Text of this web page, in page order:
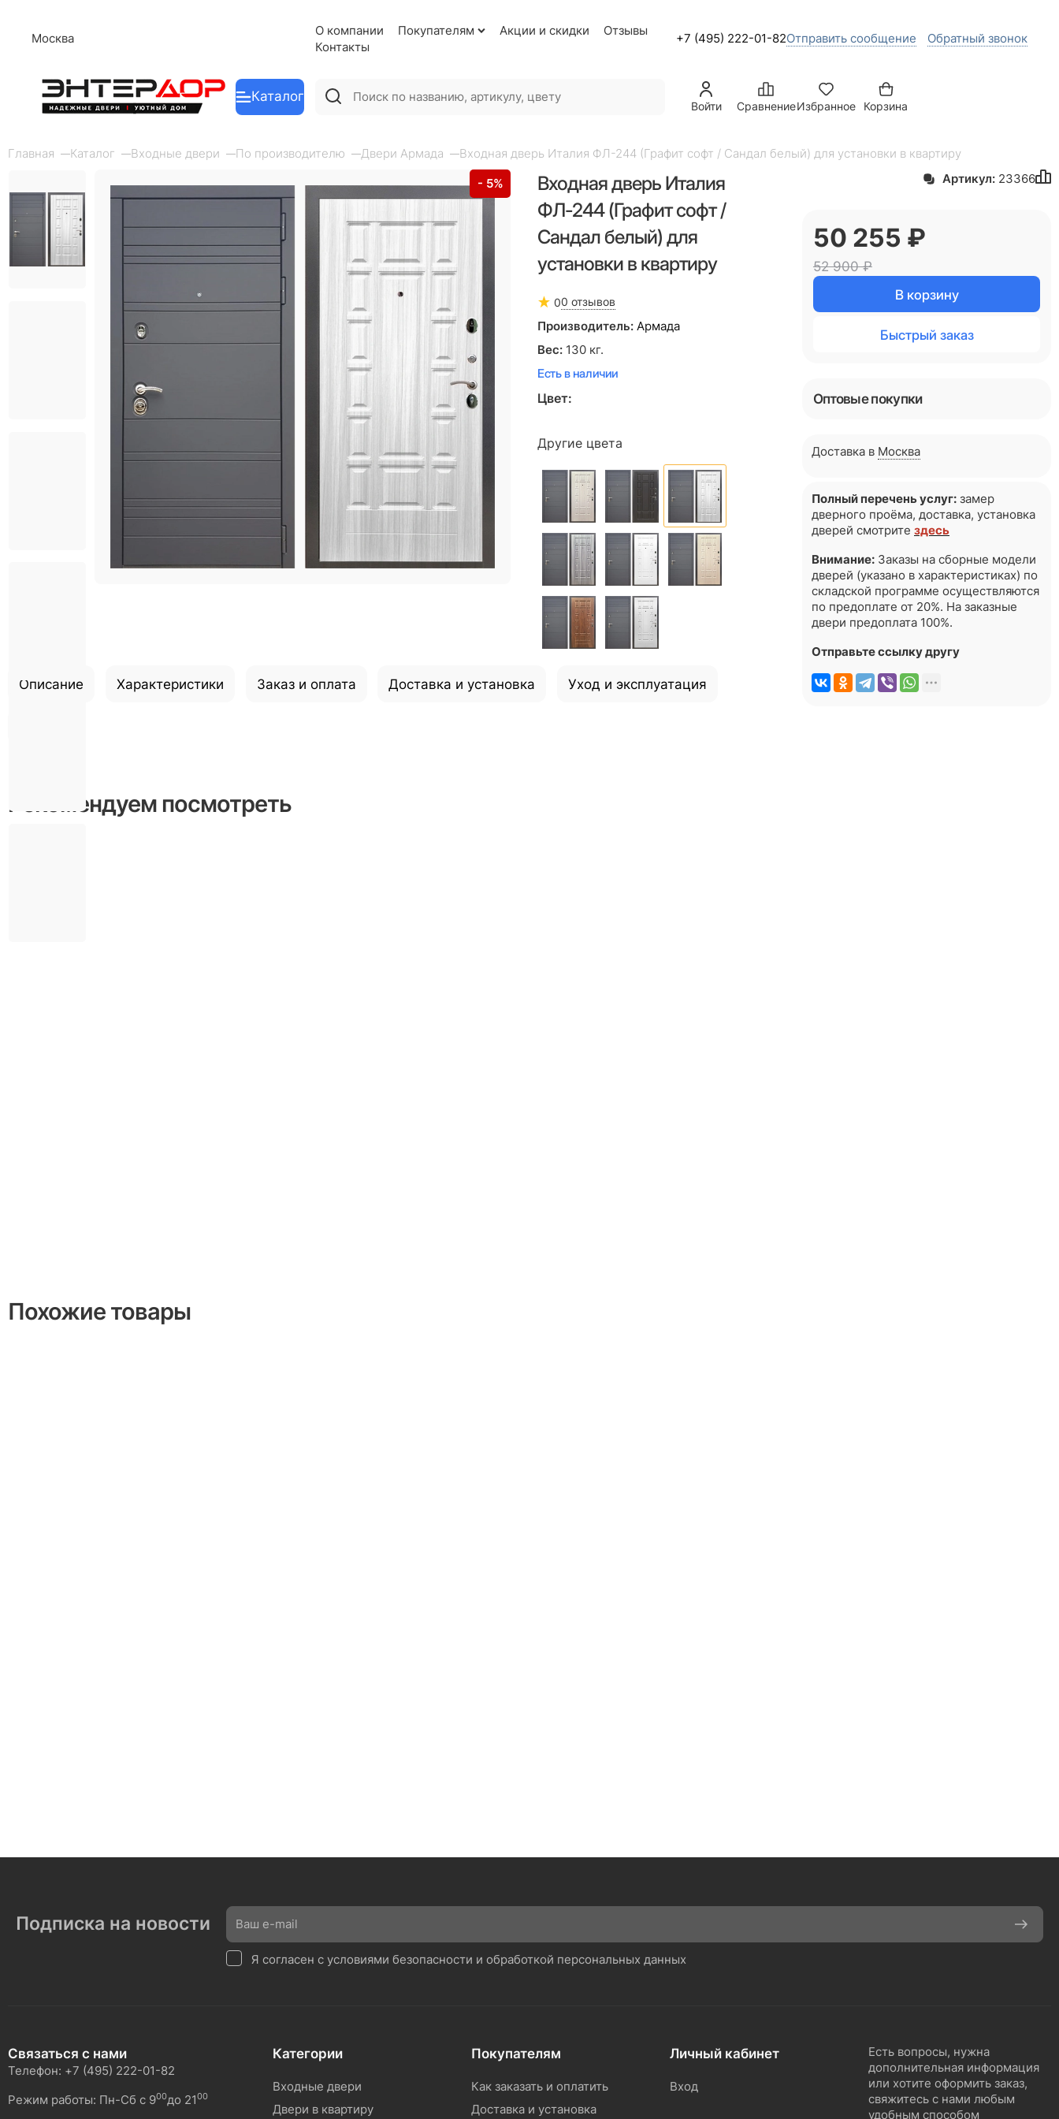
Москва
О компании Покупателям Акции и скидки
Отзывы
Контакты
+7 (495) 222-01-82Отправить сообщение Обратный звонок
Каталог
Войти СравнениеИзбранное Корзина
Главная Каталог Входные двери По производителю Двери Армада Входная дверь Италия ФЛ-244 (Графит софт / Сандал белый) для установки в квартиру
- 5%
Входная дверь Италия
ФЛ-244 (Графит софт /
Сандал белый) для
установки в квартиру
00 отзывов
Производитель: Армада
Вес: 130 кг.
Есть в наличии
Цвет:
Другие цвета
Описание Характеристики Заказ и оплата Доставка и установка Уход и эксплуатация
Рекомендуем посмотреть
Похожие товары
Артикул: 23366
52 900 ₽
50 255 ₽
В корзину
Быстрый заказ
Оптовые покупки
Доставка в Москва
Полный перечень услуг: замер
дверного проёма, доставка, установка
дверей смотрите здесь
Внимание: Заказы на сборные модели
дверей (указано в характеристиках) по
складской программе осуществляются
по предоплате от 20%. На заказные
двери предоплата 100%.
Отправьте ссылку другу
Подписка на новости
Я согласен с условиями безопасности и обработкой персональных данных
Связаться с нами
Телефон: +7 (495) 222-01-82
Режим работы: Пн-Сб с 900до 2100
Категории
Входные двери
Двери в квартиру
Покупателям
Как заказать и оплатить
Доставка и установка
Личный кабинет
Вход
Есть вопросы, нужна
дополнительная информация
или хотите оформить заказ,
свяжитесь с нами любым
удобным способом